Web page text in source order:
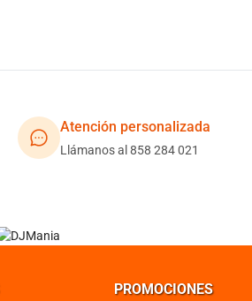
Atención personalizada
Llámanos al 858 284 021
PROMOCIONES